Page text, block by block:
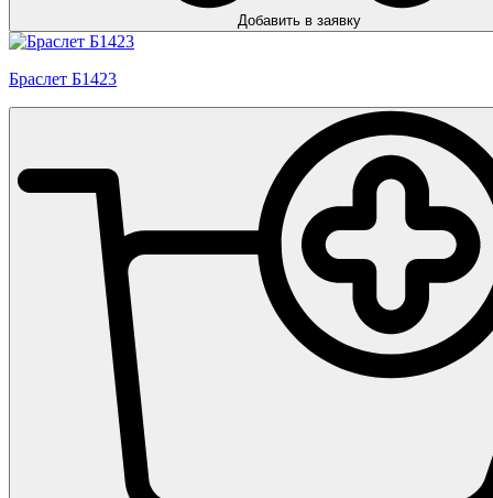
Добавить в заявку
Браслет Б1423